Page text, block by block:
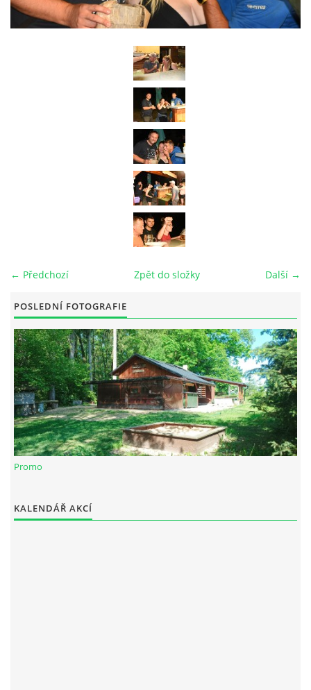
RAJČE FOTOGALERIE
PRO ČLENY SPOLKU
Spolek Chotiváci
chotivskaparta@seznam.cz
© 2025 eStránky.cz
← Předchozí Další →
Zpět do složky
POSLEDNÍ FOTOGRAFIE
Promo
KALENDÁŘ AKCÍ